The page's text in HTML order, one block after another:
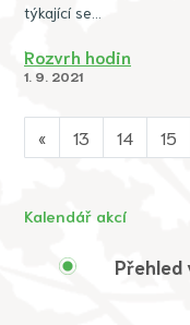
týkající se…
Rozvrh hodin
1. 9. 2021
« 13 14 15
Kalendář akcí
Přehled